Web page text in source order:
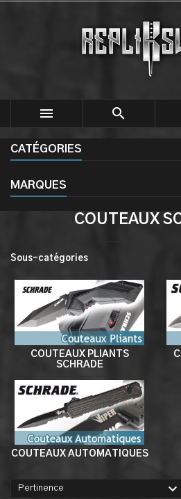
 
CATÉGORIES
MARQUES
COUTEAUX
Sous-catégories
COUTEAUX PLIANTS
SCHRADE
COUTEAUX AUTOMATIQUES
Pertinence 